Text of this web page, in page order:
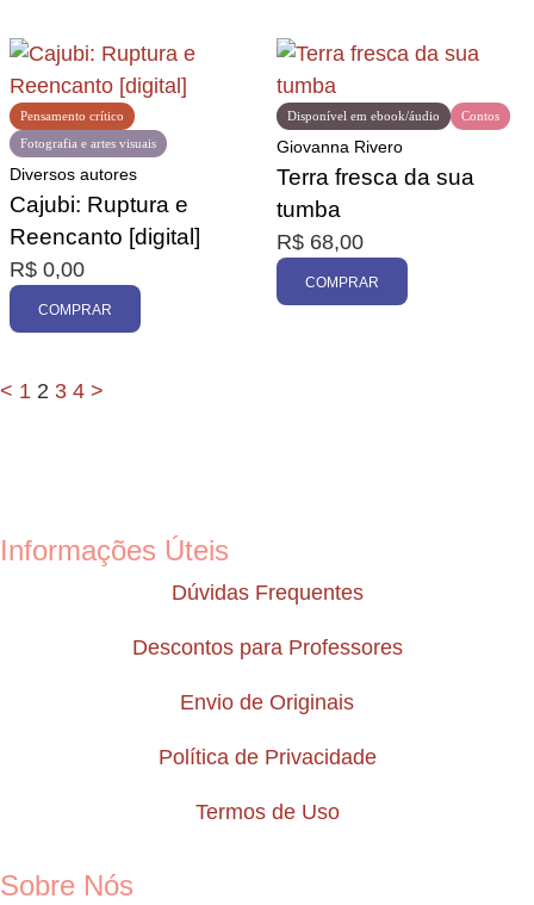
Fotografia e artes visuais
Pensamento crítico
Diversos autores
Cajubi: Ruptura e
Reencanto [digital]
R$ 0,00
COMPRAR
Contos
Disponível em ebook/áudio
Giovanna Rivero
Terra fresca da sua
tumba
R$ 68,00
COMPRAR
< 1 2 3 4 >
Informações Úteis
Dúvidas Frequentes
Descontos para Professores
Envio de Originais
Política de Privacidade
Termos de Uso
Sobre Nós